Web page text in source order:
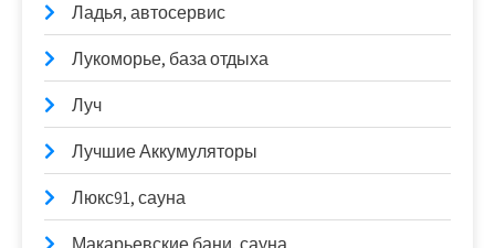
Ладья, автосервис
Лукоморье, база отдыха
Луч
Лучшие Аккумуляторы
Люкс91, сауна